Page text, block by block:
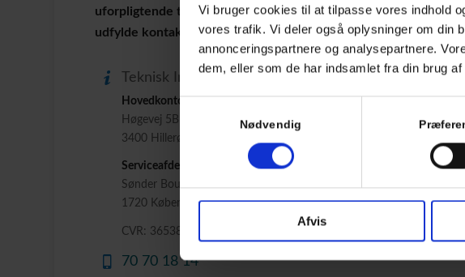
Vi bruger cookies til at tilpasse vores indhold
vores trafik. Vi deler også oplysninger om din
annonceringspartnere og analysepartnere.
dem, eller som de har indsamlet fra din brug af
Samtykkevalg
Nødvendig
Afvis
uforpligtende tilbud på en bestemt opgave. Du kan ringe til os,
udfylde kontaktformularen. Vi vender tilbage med svar hurtigst
Teknisk Installation ApS
Hovedkontor og lager
Høgevej 5B
3400 Hillerød
Serviceafdeling
Sønder Boulevard 67 st.
1720 København V
CVR: 36538848
70 70 18 14